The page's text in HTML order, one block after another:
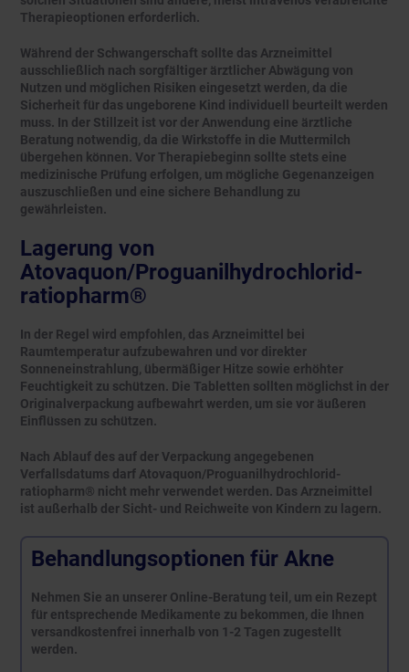
Therapieoptionen erforderlich.
Während der Schwangerschaft sollte das Arzneimittel
ausschließlich nach sorgfältiger ärztlicher Abwägung von
Nutzen und möglichen Risiken eingesetzt werden, da die
Sicherheit für das ungeborene Kind individuell beurteilt werden
muss. In der Stillzeit ist vor der Anwendung eine ärztliche
Beratung notwendig, da die Wirkstoffe in die Muttermilch
übergehen können. Vor Therapiebeginn sollte stets eine
medizinische Prüfung erfolgen, um mögliche Gegenanzeigen
auszuschließen und eine sichere Behandlung zu
gewährleisten.
Lagerung von
Atovaquon/Proguanilhydrochlorid-
ratiopharm®
In der Regel wird empfohlen, das Arzneimittel bei
Raumtemperatur aufzubewahren und vor direkter
Sonneneinstrahlung, übermäßiger Hitze sowie erhöhter
Feuchtigkeit zu schützen. Die Tabletten sollten möglichst in der
Originalverpackung aufbewahrt werden, um sie vor äußeren
Einflüssen zu schützen.
Nach Ablauf des auf der Verpackung angegebenen
Verfallsdatums darf Atovaquon/Proguanilhydrochlorid-
ratiopharm® nicht mehr verwendet werden. Das Arzneimittel
ist außerhalb der Sicht- und Reichweite von Kindern zu lagern.
Behandlungsoptionen für Akne
Nehmen Sie an unserer Online-Beratung teil, um ein Rezept
für entsprechende Medikamente zu bekommen, die Ihnen
versandkostenfrei innerhalb von 1-2 Tagen zugestellt
werden.